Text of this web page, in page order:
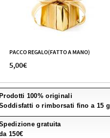
PACCO REGALO(FATTO A MANO)
5,00€
Prodotti 100% originali
o rimborsati fino a 15
gratuita
150€